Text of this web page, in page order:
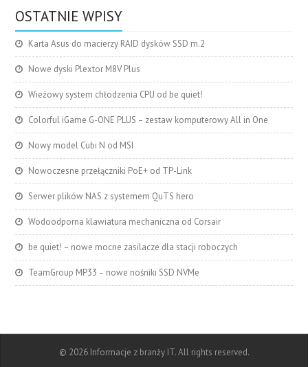
OSTATNIE WPISY
Karta Asus do macierzy RAID dysków SSD m.2
Nowe dyski Plextor M8V Plus
Wieżowy system chłodzenia CPU od be quiet!
Colorful iGame G-ONE PLUS – zestaw komputerowy All in One
Nowy model Cubi N od MSI
Nowoczesne przełączniki PoE+ od TP-Link
Serwer plików NAS z systemem QuTS hero
Wodoodporna klawiatura mechaniczna od Corsair
be quiet! – nowe mocne zasilacze dla stacji roboczych
TeamGroup MP33 – nowe nośniki SSD NVMe
© 2026 Informacje z branży IT. All rights reserved.